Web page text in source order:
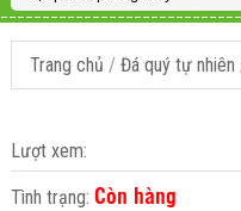
Trang chủ / Đá quý tự nhiên
Lượt xem:
Tình trạng: Còn hàng